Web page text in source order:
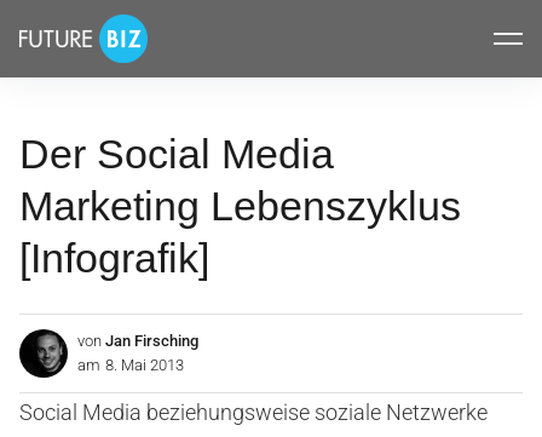
überspringen
FUTUREBIZ
Der Social Media
Marketing Lebenszyklus
[Infografik]
von Jan Firsching
am 8. Mai 2013
Social Media beziehungsweise soziale Netzwerke